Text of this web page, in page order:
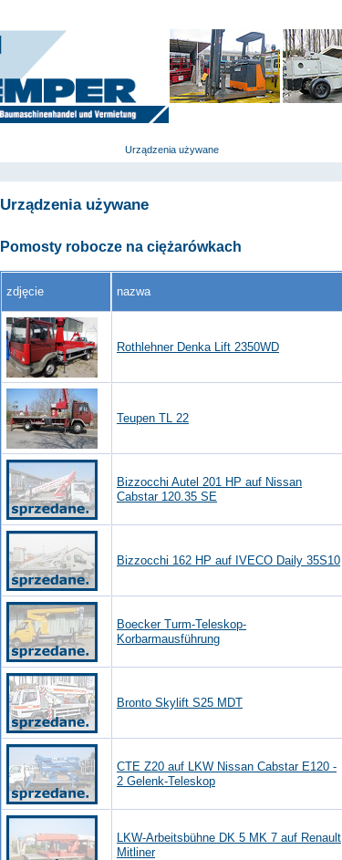
Urządzenia używane
Urządzenia używane
Pomosty robocze na ciężarówkach
zdjęcie nazwa
Rothlehner Denka Lift 2350WD
Teupen TL 22
Bizzocchi Autel 201 HP auf Nissan
Cabstar 120.35 SE
Bizzocchi 162 HP auf IVECO Daily 35S10
Boecker Turm-Teleskop-
Korbarmausführung
Bronto Skylift S25 MDT
CTE Z20 auf LKW Nissan Cabstar E120 -
2 Gelenk-Teleskop
LKW-Arbeitsbühne DK 5 MK 7 auf Renault
Mitliner